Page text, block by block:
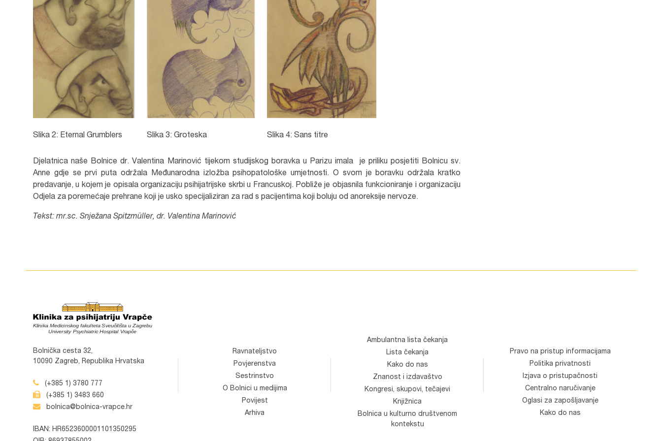
Slika 2: Eternal Grumblers Slika 3: Groteska Slika 4: Sans titre
Djelatnica naše Bolnice dr. Valentina Marinović tijekom studijskog boravka u Parizu imala je priliku posjetiti Bolnicu sv.
Anne gdje se prvi puta održala Međunarodna izložba psihopatološke umjetnosti. O svom je boravku održala kratko
predavanje, u kojem je opisala organizaciju psihijatrijske skrbi u Francuskoj. Pobliže je objasnila funkcioniranje i organizaciju
Odjela za poremećaje prehrane koji je usko specijaliziran za rad s pacijentima koji boluju od anoreksije nervoze.
Tekst: mr.sc. Snježana Spitzmüller, dr. Valentina Marinović
Bolnička cesta 32,
10090 Zagreb, Republika Hrvatska
(+385 1) 3780 777
(+385 1) 3483 660
bolnica@bolnica-vrapce.hr
IBAN: HR6523600001101350295
Ravnateljstvo
Povjerenstva
Sestrinstvo
O Bolnici u medijima
Povijest
Arhiva
Ambulantna lista čekanja
Lista čekanja
Kako do nas
Znanost i izdavaštvo
Kongresi, skupovi, tečajevi
Knjižnica
Bolnica u kulturno društvenom
kontekstu
Pravo na pristup informacijama
Politika privatnosti
Izjava o pristupačnosti
Centralno naručivanje
Oglasi za zapošljavanje
Kako do nas